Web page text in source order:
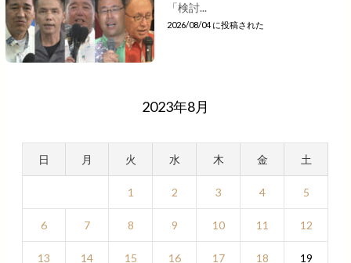
「検討...
2026/08/04 に投稿された
2023年8月
日 月 火 水 木 金 土
1 2 3 4 5
6 7 8 9 10 11 12
13 14 15 16 17 18 19